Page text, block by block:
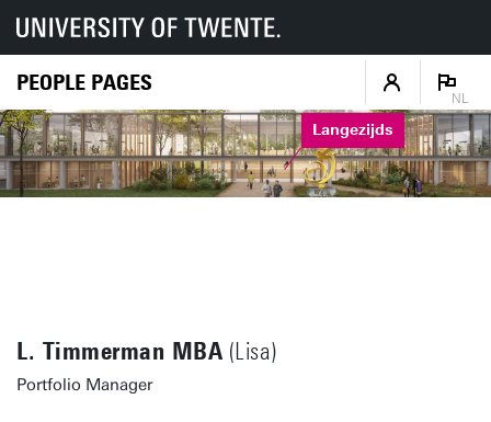
PEOPLE PAGES
NL
Langezijds
L. Timmerman MBA (Lisa)
Portfolio Manager